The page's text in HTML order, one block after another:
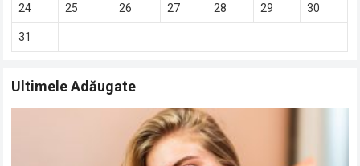
24 25 26 27 28 29 30
31
Ultimele Adăugate